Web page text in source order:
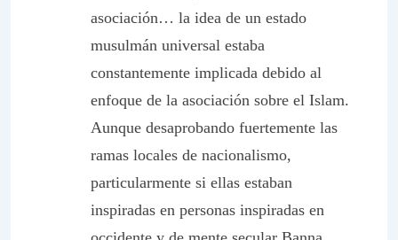
asociación… la idea de un estado
musulmán universal estaba
constantemente implicada debido al
enfoque de la asociación sobre el Islam.
Aunque desaprobando fuertemente las
ramas locales de nacionalismo,
particularmente si ellas estaban
inspiradas en personas inspiradas en